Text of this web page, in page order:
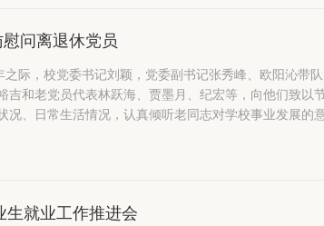
问离退休党员
际，校党委书记刘颖，党委副书记张秀峰、欧阳沁带
代表林跃海、贾墨月、纪宏等，向他们致以节日问候和诚挚祝福。 走访慰问期
况、日常生活情况，认真倾听老同志对学校事业发展的
生就业工作推进会